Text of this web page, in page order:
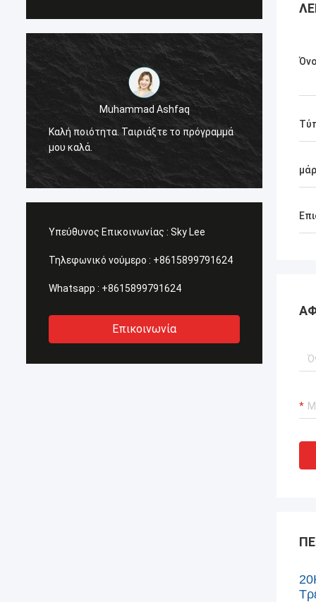
Muhammad Ashfaq
Καλή ποιότητα. Ταιριάξτε το πρόγραμμά
μου καλά.
Υπεύθυνος Επικοινωνίας : Sky Lee
Τηλεφωνικό νούμερο : +8615899791624
Whatsapp : +8615899791624
Επικοινωνία